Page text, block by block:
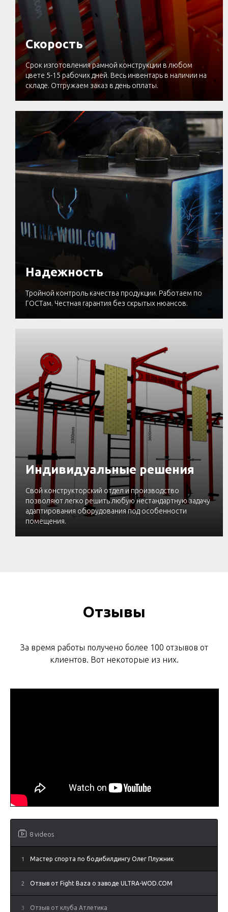
Скорость
Срок изготовления рамной конструкции в любом
цвете 5-15 рабочих дней. Весь инвентарь в наличии на
складе. Отгружаем заказ в день оплаты.
Надежность
Тройной контроль качества продукции. Работаем по
ГОСТам. Честная гарантия без скрытых нюансов.
Индивидуальные решения
Свой конструкторский отдел и производство
позволяют легко решить любую нестандартную задачу
адаптирования оборудования под особенности
помещения.
Отзывы
За время работы получено более 100 отзывов от
клиентов. Вот некоторые из них.
8 videos
1 Мастер спорта по бодибилдингу Олег Плужник
2 Отзыв от Fight Baza о заводе ULTRA-WOD.COM
3 Отзыв от клуба Атлетика